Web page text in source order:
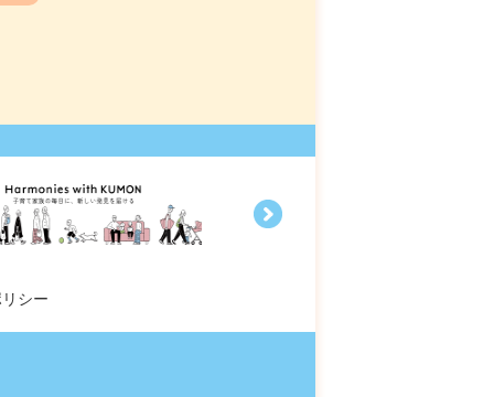
シー